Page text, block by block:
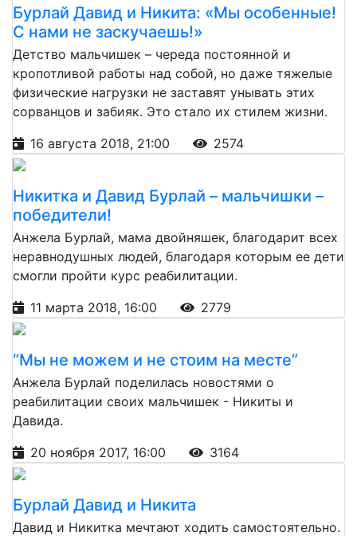
Бурлай Давид и Никита: «Мы особенные!
С нами не заскучаешь!»
Детство мальчишек – череда постоянной и
кропотливой работы над собой, но даже тяжелые
физические нагрузки не заставят унывать этих
сорванцов и забияк. Это стало их стилем жизни.
16 августа 2018, 21:00
2574
Никитка и Давид Бурлай – мальчишки –
победители!
Анжела Бурлай, мама двойняшек, благодарит всех
неравнодушных людей, благодаря которым ее дети
смогли пройти курс реабилитации.
11 марта 2018, 16:00
2779
“Мы не можем и не стоим на месте”
Анжела Бурлай поделилась новостями о
реабилитации своих мальчишек - Никиты и
Давида.
20 ноября 2017, 16:00
3164
Бурлай Давид и Никита
Давид и Никитка мечтают ходить самостоятельно.